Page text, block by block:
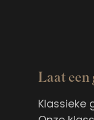
Laat
Klassieke